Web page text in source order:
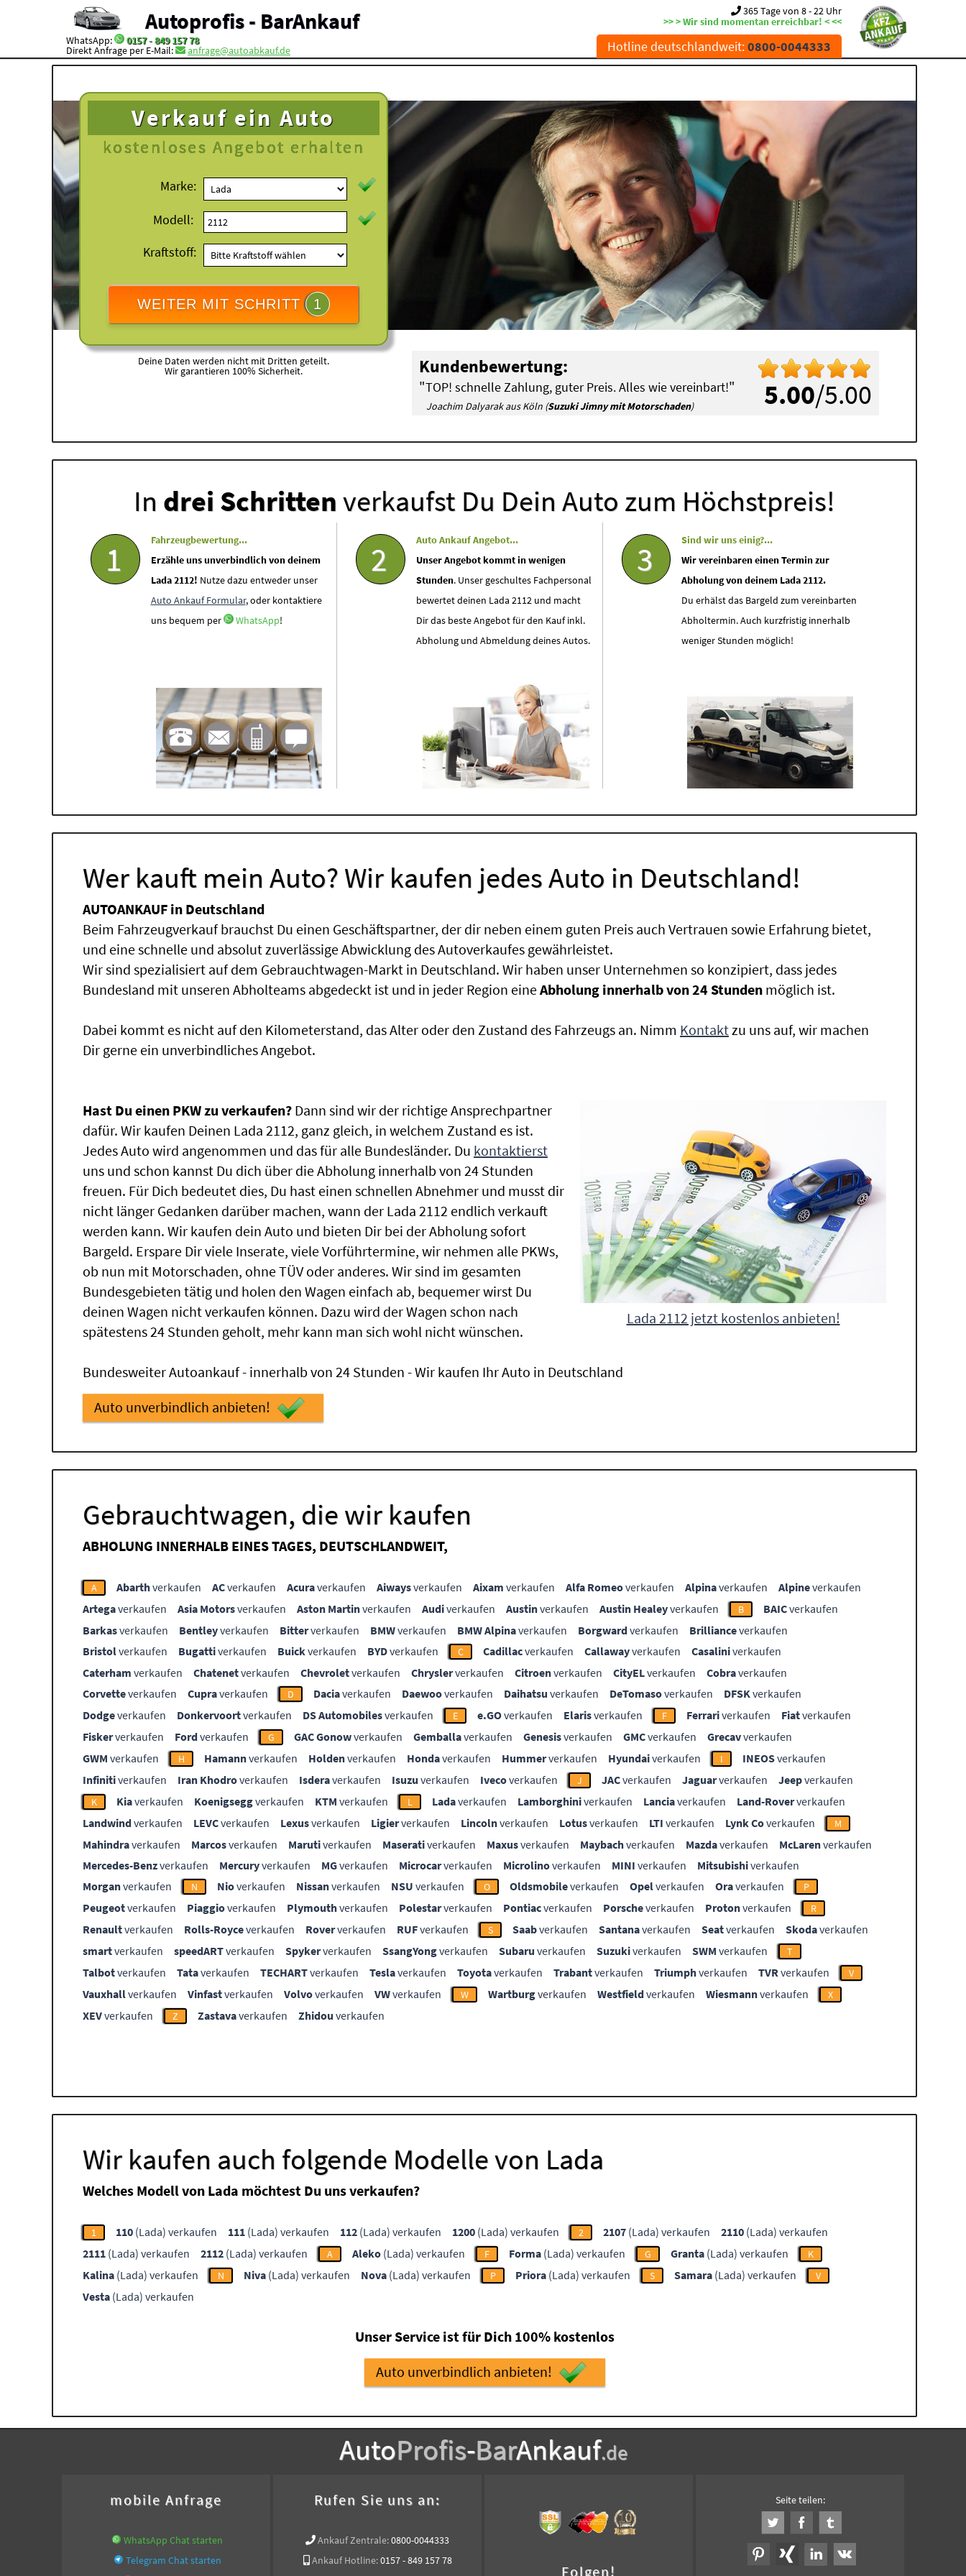
Autoprofis - BarAnkauf
WhatsApp: 0157 - 849 157 78
Direkt Anfrage per E-Mail: anfrage@autoabkauf.de
365 Tage von 8 - 22 Uhr
>> > Wir sind momentan erreichbar! < <<
Hotline deutschlandweit:0800-0044333
Verkauf ein Auto
kostenloses Angebot erhalten
Marke:
Modell:
Kraftstoff:
WEITER MIT SCHRITT 1
Deine Daten werden nicht mit Dritten geteilt.
Wir garantieren 100% Sicherheit.
5.00/5.00
Kundenbewertung:
"TOP! schnelle Zahlung, guter Preis. Alles wie vereinbart!"
Joachim Dalyarak aus Köln (Suzuki Jimny mit Motorschaden)
In drei Schrittenverkaufst Du Dein Auto zum Höchstpreis!
1
Fahrzeugbewertung...
Erzähle uns unverbindlich von deinem
Lada 2112! Nutze dazu entweder unser
Auto Ankauf Formular, oder kontaktiere
uns bequem per
WhatsApp!
2
Auto Ankauf Angebot...
Unser Angebot kommt in wenigen
Stunden. Unser geschultes Fachpersonal
bewertet deinen Lada 2112 und macht
Dir das beste Angebot für den Kauf inkl.
Abholung und Abmeldung deines Autos.
3
Sind wir uns einig?...
Wir vereinbaren einen Termin zur
Abholung von deinem Lada 2112.
Du erhälst das Bargeld zum vereinbarten
Abholtermin. Auch kurzfristig innerhalb
weniger Stunden möglich!
Wer kauft mein Auto? Wir kaufen jedes Auto in Deutschland!
AUTOANKAUF in Deutschland
Beim Fahrzeugverkauf brauchst Du einen Geschäftspartner, der dir neben einem guten Preis auch Vertrauen sowie Erfahrung bietet,
und eine schnelle und absolut zuverlässige Abwicklung des Autoverkaufes gewährleistet.
Wir sind spezialisiert auf dem Gebrauchtwagen-Markt in Deutschland. Wir haben unser Unternehmen so konzipiert, dass jedes
Bundesland mit unseren Abholteams abgedeckt ist und in jeder Region eineAbholung innerhalb von 24 Stunden möglich ist.
Dabei kommt es nicht auf den Kilometerstand, das Alter oder den Zustand des Fahrzeugs an. Nimm Kontaktzu uns auf, wir machen
Dir gerne ein unverbindliches Angebot.
Lada 2112 jetzt kostenlos anbieten!
Hast Du einen PKW zu verkaufen? Dann sind wir der richtige Ansprechpartner
dafür. Wir kaufen Deinen Lada 2112, ganz gleich, in welchem Zustand es ist.
Jedes Auto wird angenommen und das für alle Bundesländer. Du kontaktierst
uns und schon kannst Du dich über die Abholung innerhalb von 24 Stunden
freuen. Für Dich bedeutet dies, Du hast einen schnellen Abnehmer und musst dir
nicht länger Gedanken darüber machen, wann der Lada 2112 endlich verkauft
werden kann. Wir kaufen dein Auto und bieten Dir bei der Abholung sofort
Bargeld. Erspare Dir viele Inserate, viele Vorführtermine, wir nehmen alle PKWs,
ob nun mit Motorschaden, ohne TÜV oder anderes. Wir sind im gesamten
Bundesgebieten tätig und holen den Wagen einfach ab, bequemer wirst Du
deinen Wagen nicht verkaufen können. Dazu wird der Wagen schon nach
spätestens 24 Stunden geholt, mehr kann man sich wohl nicht wünschen.
Bundesweiter Autoankauf - innerhalb von 24 Stunden - Wir kaufen Ihr Auto in Deutschland
Auto unverbindlich anbieten!
Gebrauchtwagen, die wir kaufen
ABHOLUNG INNERHALB EINES TAGES, DEUTSCHLANDWEIT,
A Abarthverkaufen ACverkaufen Acuraverkaufen Aiwaysverkaufen Aixam verkaufen Alfa Romeoverkaufen Alpinaverkaufen Alpineverkaufen
Artegaverkaufen Asia Motorsverkaufen Aston Martinverkaufen Audiverkaufen Austinverkaufen Austin Healeyverkaufen B BAICverkaufen
Barkasverkaufen Bentleyverkaufen Bitterverkaufen BMWverkaufen BMW Alpinaverkaufen Borgwardverkaufen Brillianceverkaufen
Bristolverkaufen Bugattiverkaufen Buickverkaufen BYDverkaufen C Cadillacverkaufen Callawayverkaufen Casaliniverkaufen
Caterham verkaufen Chatenetverkaufen Chevroletverkaufen Chryslerverkaufen Citroenverkaufen CityELverkaufen Cobraverkaufen
Corvetteverkaufen Cupraverkaufen D Daciaverkaufen Daewooverkaufen Daihatsu verkaufen DeTomasoverkaufen DFSKverkaufen
Dodgeverkaufen Donkervoortverkaufen DS Automobilesverkaufen E e.GOverkaufen Elarisverkaufen F Ferrariverkaufen Fiatverkaufen
Fiskerverkaufen Fordverkaufen G GAC Gonowverkaufen Gemballaverkaufen Genesisverkaufen GMCverkaufen Grecavverkaufen
GWM verkaufen H Hamannverkaufen Holdenverkaufen Hondaverkaufen Hummerverkaufen Hyundaiverkaufen I INEOSverkaufen
Infinitiverkaufen Iran Khodroverkaufen Isderaverkaufen Isuzu verkaufen Ivecoverkaufen J JACverkaufen Jaguarverkaufen Jeepverkaufen
K Kiaverkaufen Koenigseggverkaufen KTM verkaufen L Ladaverkaufen Lamborghiniverkaufen Lanciaverkaufen Land-Roververkaufen
Landwindverkaufen LEVCverkaufen Lexusverkaufen Ligierverkaufen Lincolnverkaufen Lotusverkaufen LTI verkaufen Lynk Coverkaufen M
Mahindraverkaufen Marcosverkaufen Marutiverkaufen Maserativerkaufen Maxusverkaufen Maybachverkaufen Mazdaverkaufen McLarenverkaufen
Mercedes-Benzverkaufen Mercuryverkaufen MGverkaufen Microcarverkaufen Microlinoverkaufen MINI verkaufen Mitsubishiverkaufen
Morganverkaufen N Nioverkaufen Nissanverkaufen NSU verkaufen O Oldsmobileverkaufen Opelverkaufen Oraverkaufen P
Peugeotverkaufen Piaggioverkaufen Plymouthverkaufen Polestarverkaufen Pontiacverkaufen Porscheverkaufen Protonverkaufen R
Renaultverkaufen Rolls-Royceverkaufen Roververkaufen RUFverkaufen S Saabverkaufen Santanaverkaufen Seatverkaufen Skodaverkaufen
smartverkaufen speedARTverkaufen Spykerverkaufen SsangYongverkaufen Subaru verkaufen Suzukiverkaufen SWM verkaufen T
Talbotverkaufen Tataverkaufen TECHARTverkaufen Teslaverkaufen Toyotaverkaufen Trabantverkaufen Triumphverkaufen TVRverkaufen V
Vauxhallverkaufen Vinfastverkaufen Volvoverkaufen VWverkaufen W Wartburgverkaufen Westfieldverkaufen Wiesmannverkaufen X
XEVverkaufen Z Zastavaverkaufen Zhidou verkaufen
Wir kaufen auch folgende Modelle von Lada
Welches Modell von Lada möchtest Du uns verkaufen?
1 110 (Lada) verkaufen 111 (Lada) verkaufen 112 (Lada) verkaufen 1200 (Lada) verkaufen 2 2107 (Lada) verkaufen 2110 (Lada) verkaufen
2111 (Lada) verkaufen 2112 (Lada) verkaufen A Aleko (Lada) verkaufen F Forma (Lada) verkaufen G Granta (Lada) verkaufen K
Kalina (Lada) verkaufen N Niva (Lada) verkaufen Nova (Lada) verkaufen P Priora (Lada) verkaufen S Samara (Lada) verkaufen V
Vesta (Lada) verkaufen
Unser Service ist für Dich 100% kostenlos
Auto unverbindlich anbieten!
AutoProfis-BarAnkauf.de
mobile Anfrage
WhatsApp Chat starten
Telegram Chat starten
Rufen Sie uns an:
Ankauf Zentrale:0800-0044333
Ankauf Hotline:0157 - 849 157 78
Folgen!
Seite teilen: